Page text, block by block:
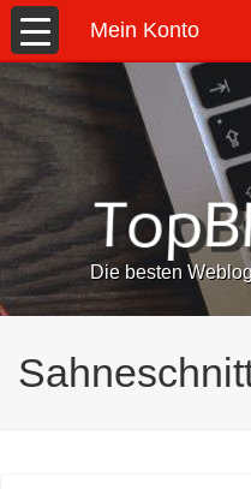
Mein Konto
Die besten